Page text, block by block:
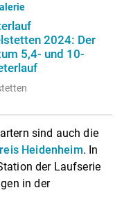
2024: Der
5,4- und 10-
sind auch die
Heidenheim. In
der Laufserie
in der